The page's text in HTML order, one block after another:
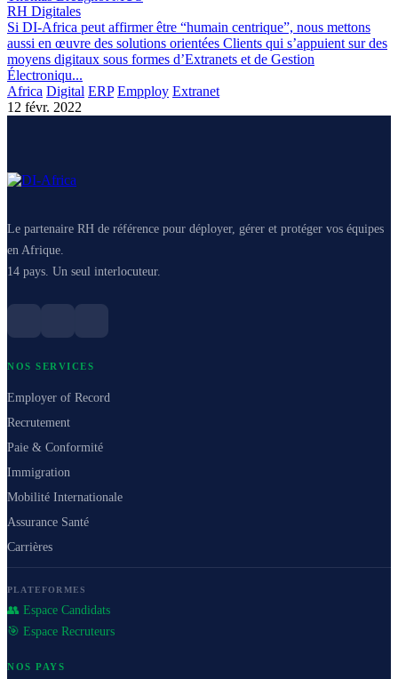
RH Digitales
Si DI-Africa peut affirmer être “humain centrique”, nous mettons
aussi en œuvre des solutions orientées Clients qui s’appuient sur des
moyens digitaux sous formes d’Extranets et de Gestion
Électroniqu...
Africa Digital ERP Empploy Extranet
12 févr. 2022
Le partenaire RH de référence pour déployer, gérer et protéger vos équipes
en Afrique.
14 pays. Un seul interlocuteur.
NOS SERVICES
Employer of Record
Recrutement
Paie & Conformité
Immigration
Mobilité Internationale
Assurance Santé
Carrières
PLATEFORMES
👥 Espace Candidats
🎯 Espace Recruteurs
NOS PAYS